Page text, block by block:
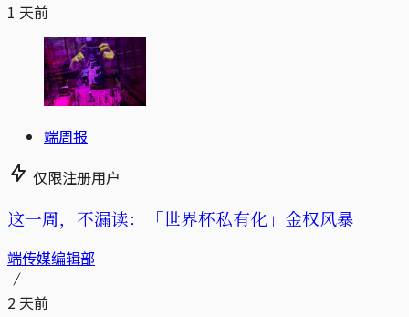
1 天前
端周报
仅限注册用户
这一周，不漏读：「世界杯私有化」金权风暴
端传媒编辑部
2 天前